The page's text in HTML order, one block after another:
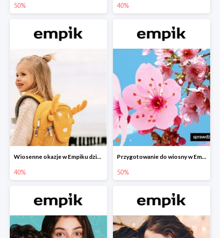
50% 40%
Wiosenne okazje w Empiku dziecko w podróży do -40%
40%
Przygotowanie do wiosny w Empiku - setki produktów do -50%
50%